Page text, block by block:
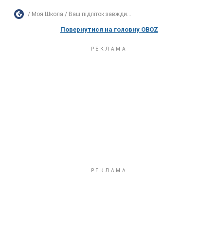
Моя Школа Ваш підліток завжди...
Повернутися на головну OBOZ